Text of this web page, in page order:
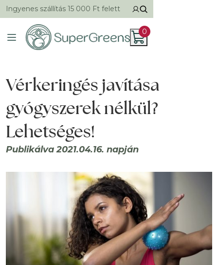
Ingyenes szállítás 15 000 Ft felett
0
Vérkeringés javítása
gyógyszerek nélkül?
Lehetséges!
Publikálva 2021.04.16. napján